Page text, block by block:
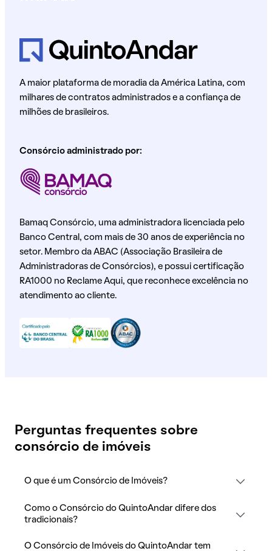
A maior plataforma de moradia da América Latina, com
milhares de contratos administrados e a confiança de
milhões de brasileiros.
Consórcio administrado por:
Bamaq Consórcio, uma administradora licenciada pelo
Banco Central, com mais de 30 anos de experiência no
setor. Membro da ABAC (Associação Brasileira de
Administradoras de Consórcios), e possui certificação
RA1000 no Reclame Aqui, que reconhece excelência no
atendimento ao cliente.
Perguntas frequentes sobre
consórcio de imóveis
O que é um Consórcio de Imóveis?
Como o Consórcio do QuintoAndar difere dos
tradicionais?
O Consórcio de Imóveis do QuintoAndar tem